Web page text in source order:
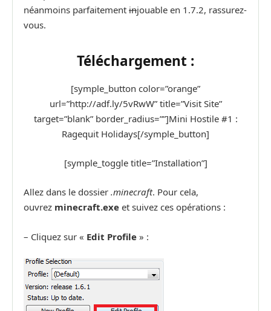
néanmoins parfaitement injouable en 1.7.2, rassurez-
vous.
Téléchargement :
[symple_button color=”orange”
url=”http://adf.ly/5vRwW” title=”Visit Site”
target=”blank” border_radius=””]Mini Hostile #1 :
Ragequit Holidays[/symple_button]
[symple_toggle title=”Installation”]
Allez dans le dossier .minecraft. Pour cela,
ouvrez minecraft.exe et suivez ces opérations :
– Cliquez sur « Edit Profile » :